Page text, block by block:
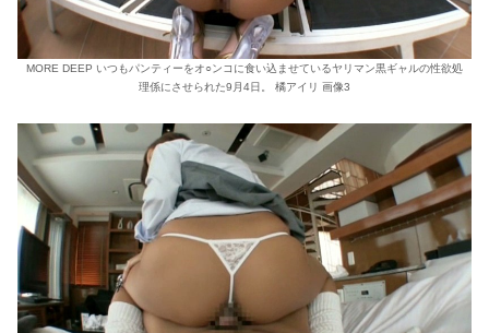
MORE DEEP いつもパンティーをオ○ンコに食い込ませているヤリマン黒ギャルの性欲処
理係にさせられた9月4日。 橘アイリ 画像3